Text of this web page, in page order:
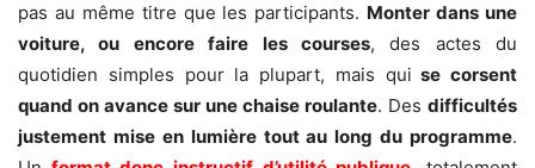
pas au même titre que les participants. Monter dans une
voiture, ou encore faire les courses, des actes du
quotidien simples pour la plupart, mais qui se corsent
quand on avance sur une chaise roulante. Des difficultés
justement mise en lumière tout au long du programme.